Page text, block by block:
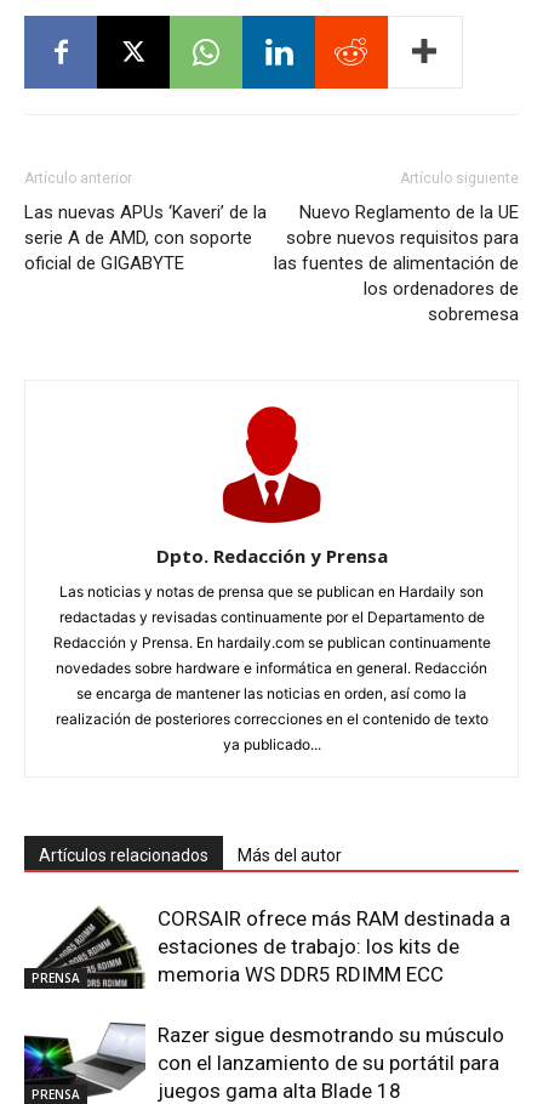
Artículo anterior
Las nuevas APUs ‘Kaveri’ de la
serie A de AMD, con soporte
oficial de GIGABYTE
Artículo siguiente
Nuevo Reglamento de la UE
sobre nuevos requisitos para
las fuentes de alimentación de
los ordenadores de
sobremesa
Dpto. Redacción y Prensa
Las noticias y notas de prensa que se publican en Hardaily son
redactadas y revisadas continuamente por el Departamento de
Redacción y Prensa. En hardaily.com se publican continuamente
novedades sobre hardware e informática en general. Redacción
se encarga de mantener las noticias en orden, así como la
realización de posteriores correcciones en el contenido de texto
ya publicado...
Artículos relacionados Más del autor
PRENSA
CORSAIR ofrece más RAM destinada a
estaciones de trabajo: los kits de
memoria WS DDR5 RDIMM ECC
PRENSA
Razer sigue desmotrando su músculo
con el lanzamiento de su portátil para
juegos gama alta Blade 18